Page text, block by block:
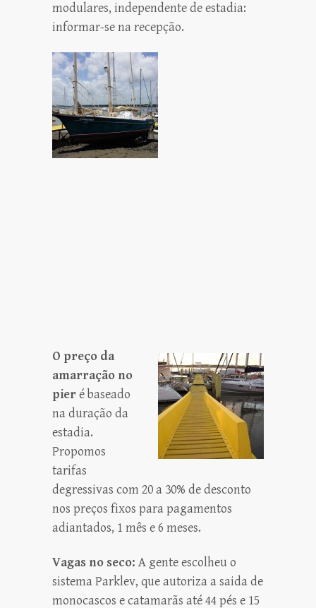
modulares, independente de estadia:
informar-se na recepção.
O preço da
amarração no
pieré baseado
na duração da
estadia.
Propomos
tarifas
degressivas com 20 a 30% de desconto
nos preços fixos para pagamentos
adiantados, 1 mês e 6 meses.
Vagas no seco: A gente escolheu o
sistema Parklev, que autoriza a saida de
monocascos e catamarãs até 44 pés e 15